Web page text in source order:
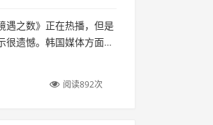
遇之数》正在热播，但是
很遗憾。韩国媒体方面
阅读892次